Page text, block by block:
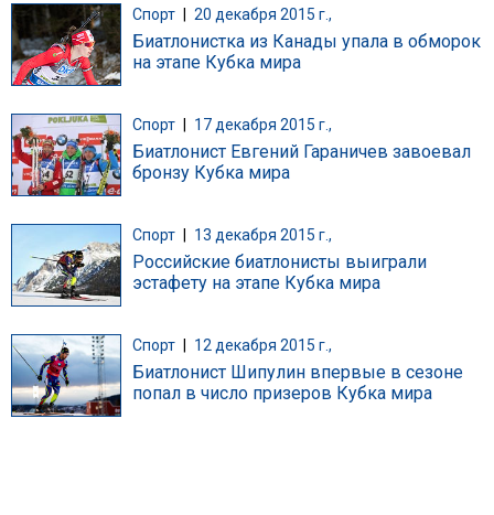
Спорт | 20 декабря 2015 г.,
Биатлонистка из Канады упала в обморок
на этапе Кубка мира
Спорт 17 декабря 2015 г.,
Биатлонист Евгений Гараничев завоевал
бронзу Кубка мира
Спорт 13 декабря 2015 г.,
Российские биатлонисты выиграли
эстафету на этапе Кубка мира
Спорт 12 декабря 2015 г.,
Биатлонист Шипулин впервые в сезоне
попал в число призеров Кубка мира